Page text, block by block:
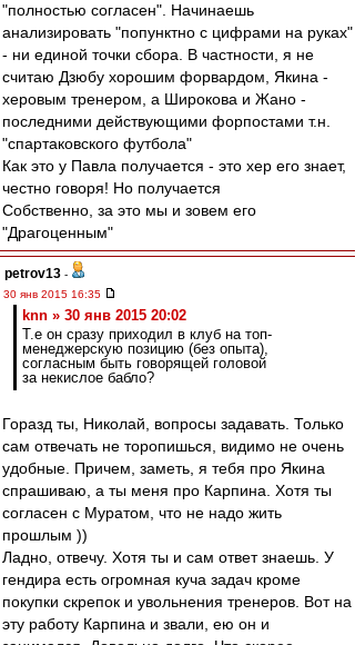
"полностью согласен". Начинаешь
анализировать "попунктно с цифрами на руках"
- ни единой точки сбора. В частности, я не
считаю Дзюбу хорошим форвардом, Якина -
херовым тренером, а Широкова и Жано -
последними действующими форпостами т.н.
"спартаковского футбола"
Как это у Павла получается - это хер его знает,
честно говоря! Но получается
Собственно, за это мы и зовем его
"Драгоценным"
petrov13 -
30 янв 2015 16:35
knn » 30 янв 2015 20:02
Т.е он сразу приходил в клуб на топ-
менеджерскую позицию (без опыта),
согласным быть говорящей головой
за некислое бабло?
Горазд ты, Николай, вопросы задавать. Только
сам отвечать не торопишься, видимо не очень
удобные. Причем, заметь, я тебя про Якина
спрашиваю, а ты меня про Карпина. Хотя ты
согласен с Муратом, что не надо жить
прошлым ))
Ладно, отвечу. Хотя ты и сам ответ знаешь. У
гендира есть огромная куча задач кроме
покупки скрепок и увольнения тренеров. Вот на
эту работу Карпина и звали, ею он и